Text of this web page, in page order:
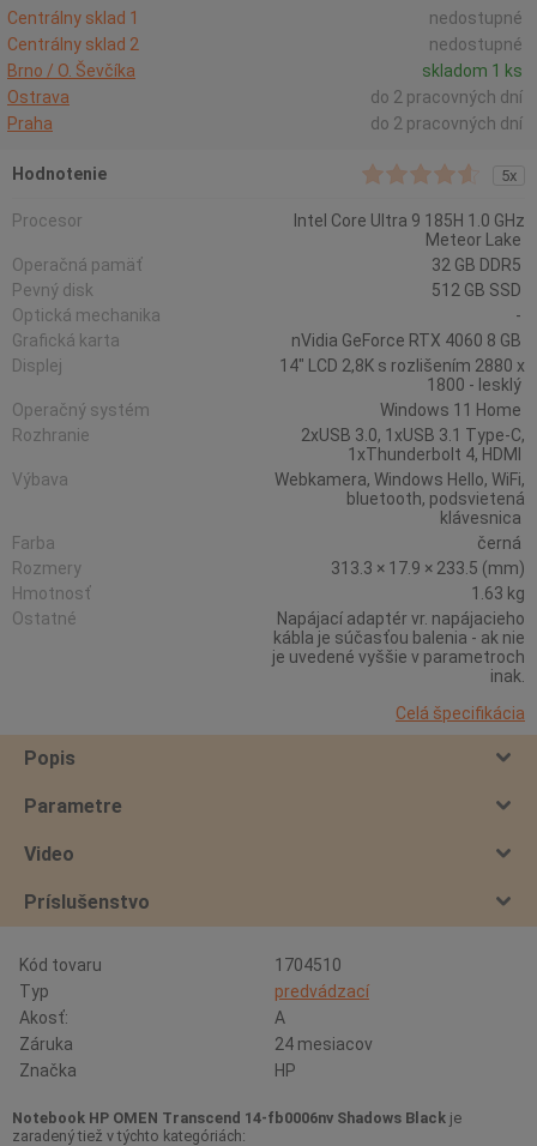
Centrálny sklad 1
nedostupné
Centrálny sklad 2
nedostupné
Brno / O. Ševčíka
skladom 1 ks
Ostrava
do 2 pracovných dní
Praha
do 2 pracovných dní
Hodnotenie 5x
Procesor
Intel Core Ultra 9 185H 1.0 GHz
Meteor Lake
Operačná pamäť
32 GB DDR5
Pevný disk
512 GB SSD
Optická mechanika
-
Grafická karta
nVidia GeForce RTX 4060 8 GB
Displej
14" LCD 2,8K s rozlišením 2880 x
1800 - lesklý
Operačný systém
Windows 11 Home
Rozhranie
2xUSB 3.0, 1xUSB 3.1 Type-C,
1xThunderbolt 4, HDMI
Výbava
Webkamera, Windows Hello, WiFi,
bluetooth, podsvietená
klávesnica
Farba
černá
Rozmery
313.3 × 17.9 × 233.5 (mm)
Hmotnosť
1.63 kg
Ostatné
Napájací adaptér vr. napájacieho
kábla je súčasťou balenia - ak nie
je uvedené vyššie v parametroch
inak.
Celá špecifikácia
Popis
Parametre
Video
Príslušenstvo
Kód tovaru
1704510
Typ
predvádzací
Akosť:
A
Záruka
24 mesiacov
Značka
HP
Notebook HP OMEN Transcend 14-fb0006nv Shadows Black je
zaradený tiež v týchto kategóriách: